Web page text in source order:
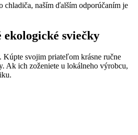
chladiča, naším ďalším odporúčaním je
ekologické sviečky
Kúpte svojim priateľom krásne ručne
Ak ich zoženiete u lokálneho výrobcu,